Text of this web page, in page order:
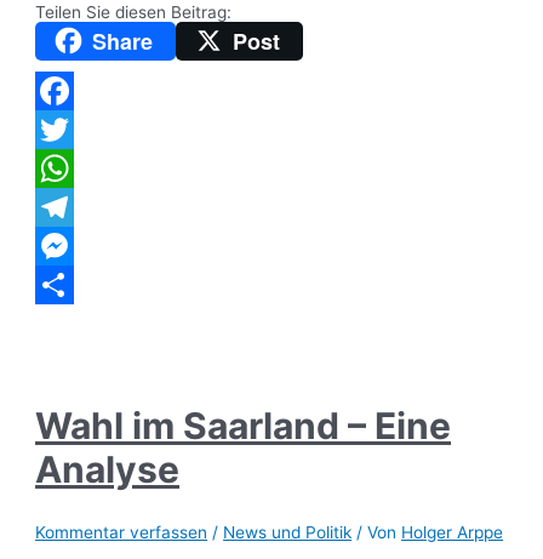
Teilen Sie diesen Beitrag:
Share Post
Facebook
Twitter
WhatsApp
Telegram
Messenger
Wahl im Saarland – Eine
Analyse
Kommentar verfassen / News und Politik / Von Holger Arppe